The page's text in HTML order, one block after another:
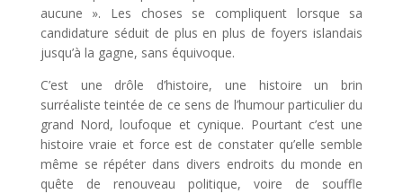
aucune ». Les choses se compliquent lorsque sa
candidature séduit de plus en plus de foyers islandais
jusqu’à la gagne, sans équivoque.
C’est une drôle d’histoire, une histoire un brin
surréaliste teintée de ce sens de l’humour particulier du
grand Nord, loufoque et cynique. Pourtant c’est une
histoire vraie et force est de constater qu’elle semble
même se répéter dans divers endroits du monde en
quête de renouveau politique, voire de souffle